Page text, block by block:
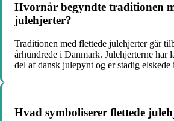
Hvornår begyndte traditionen
julehjerter?
Traditionen med flettede julehjerter går
århundrede i Danmark. Julehjerterne
del af dansk julepynt og er stadig elskede
Hvad symboliserer flettede